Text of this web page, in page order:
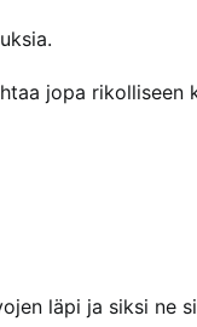
jopa rikolliseen
läpi ja siksi ne